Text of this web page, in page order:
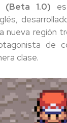
(Beta 1.0)
nueva región
de
clase.